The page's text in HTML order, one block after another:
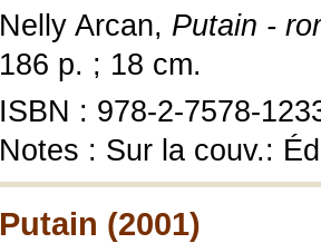
Nelly Arcan, Putain -
186 p. ; 18 cm.
ISBN : 978-2-7578-
Notes : Sur la couv.:
Putain (2001)